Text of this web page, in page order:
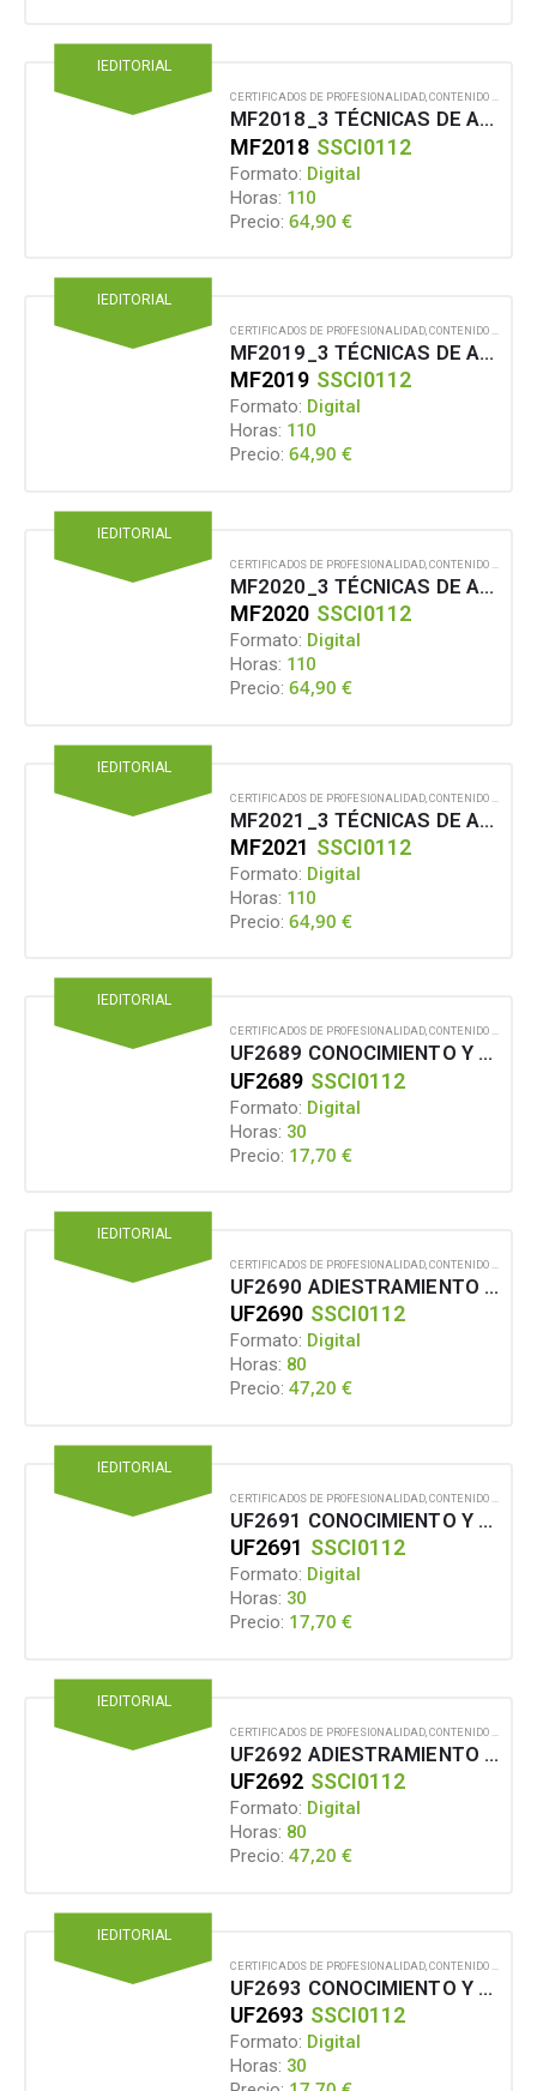
IEDITORIAL
CERTIFICADOS DE PROFESIONALIDAD,CONTENIDO EN FORMATO DIGITAL
MF2018_3 TÉCNICAS DE ADIESTRAMIENTO APLICADAS A PERROS SEÑAL
MF2018 SSCI0112
Formato: Digital
Horas: 110
Precio: 64,90€
IEDITORIAL
CERTIFICADOS DE PROFESIONALIDAD CONTENIDO EN FORMATO DIGITAL
MF2019_3 TÉCNICAS DE ADIESTRAMIENTO Y VINCULACIÓN APLICADAS A PERROS DE AVISO
MF2019 SSCI0112
Formato: Digital
Horas: 110
Precio: 64,90€
IEDITORIAL
CERTIFICADOS DE PROFESIONALIDAD CONTENIDO EN FORMATO DIGITAL
MF2020_3 TÉCNICAS DE ADIESTRAMIENTO Y VINCULACIÓN APLICADAS A PERROS DE SERVICIO
MF2020 SSCI0112
Formato: Digital
Horas: 110
Precio: 64,90€
IEDITORIAL
CERTIFICADOS DE PROFESIONALIDAD CONTENIDO EN FORMATO DIGITAL
MF2021_3 TÉCNICAS DE ADIESTRAMIENTO Y VINCULACIÓN APLICADAS A PERROS PARA PERSONAS CON TRASTORNOS DEL ESPECTRO DEL AUTISMO
MF2021 SSCI0112
Formato: Digital
Horas: 110
Precio: 64,90€
IEDITORIAL
CERTIFICADOS DE PROFESIONALIDAD,CONTENIDO EN FORMATO DIGITAL
UF2689 CONOCIMIENTO Y ELABORACIÓN DE PROGRAMAS DE ADIESTRAMIENTO DE PERROS GUÍA PARA PERSONAS CON DISCAPACIDAD VISUAL
UF2689 SSCI0112
Formato: Digital
Horas: 30
Precio: 17,70€
IEDITORIAL
CERTIFICADOS DE PROFESIONALIDAD,CONTENIDO EN FORMATO DIGITAL
UF2690 ADIESTRAMIENTO DE PERROS GUÍA Y VINCULACIÓN CON PERSONAS CON DISCAPACIDAD VISUAL
UF2690 SSCI0112
Formato: Digital
Horas: 80
Precio: 47,20€
IEDITORIAL
CERTIFICADOS DE PROFESIONALIDAD CONTENIDO EN FORMATO DIGITAL
UF2691 CONOCIMIENTO Y ELABORACIÓN DE PROGRAMAS DE ADIESTRAMIENTO DE PERROS DE ALERTA PARA PERSONAS CON DISCAPACIDAD AUDITIVA
UF2691 SSCI0112
Formato: Digital
Horas: 30
Precio: 17,70€
IEDITORIAL
CERTIFICADOS DE PROFESIONALIDAD CONTENIDO EN FORMATO DIGITAL
UF2692 ADIESTRAMIENTO DE PERROS DE ALERTA Y VINCULACIÓN CON PERSONAS CON DISCAPACIDAD AUDITIVA
UF2692 SSCI0112
Formato: Digital
Horas: 80
Precio: 47,20€
IEDITORIAL
CERTIFICADOS DE PROFESIONALIDAD CONTENIDO EN FORMATO DIGITAL
UF2693 CONOCIMIENTO Y ELABORACIÓN DE PROGRAMAS DE ADIESTRAMIENTO DE PERROS DE AVISO PARA PERSONAS CON DISCAPACIDAD Y CRISIS RECURRENTES CON DESCONEXIÓN SENSORIAL
UF2693 SSCI0112
Formato: Digital
Horas: 30